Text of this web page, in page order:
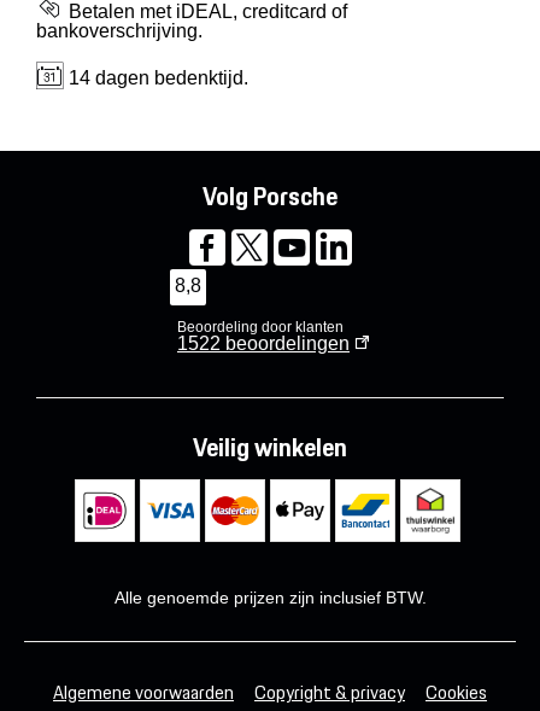
Betalen met iDEAL, creditcard of
bankoverschrijving.
14 dagen bedenktijd.
Volg Porsche
8,8
Beoordeling door klanten
1522 beoordelingen
Veilig winkelen
Alle genoemde prijzen zijn inclusief BTW.
Algemene voorwaarden Copyright & privacy
Cookies